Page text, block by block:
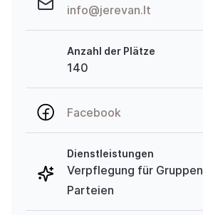
info@jerevan.lt
Anzahl der Plätze
140
Facebook
Dienstleistungen
Verpflegung für Gruppen
Parteien